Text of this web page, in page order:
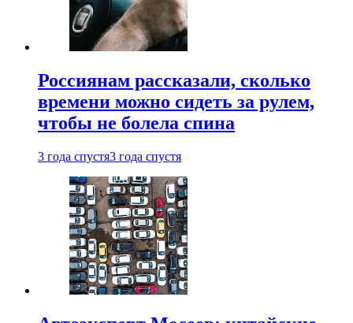
Россиянам рассказали, сколько
времени можно сидеть за рулем,
чтобы не болела спина
3 года спустя3 года спустя